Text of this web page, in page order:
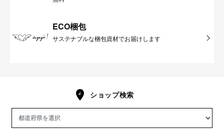
ECO梱包
サステナブルな梱包資材でお届けします
ショップ検索